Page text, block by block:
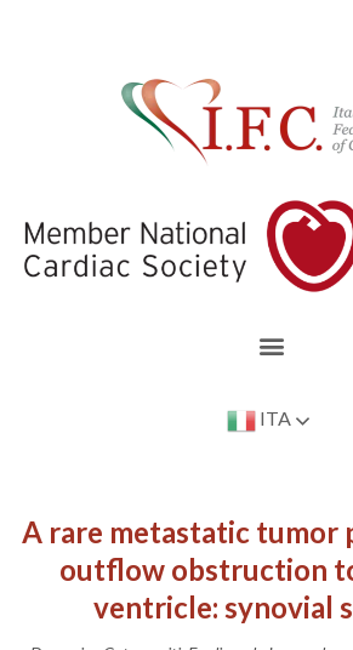
ITA
A rare metastatic tumor
outflow obstruction
ventricle: synovial